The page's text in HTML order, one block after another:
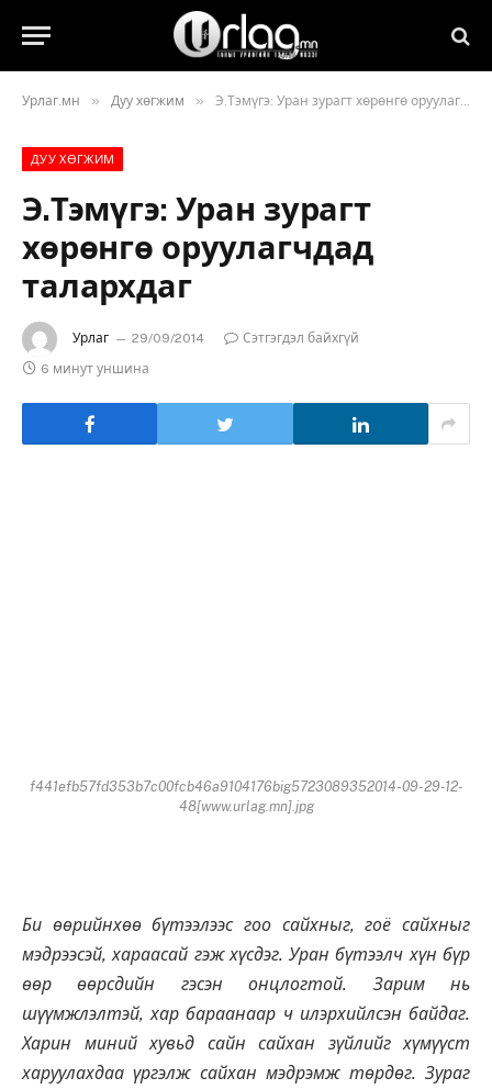
Урлаг.мн » Дуу хөгжим » Э.Тэмүгэ: Уран зурагт хөрөнгө оруулагчдад талархдаг
ДУУ ХӨГЖИМ
Э.Тэмүгэ: Уран зурагт
хөрөнгө оруулагчдад
талархдаг
Урлаг 29/09/2014
Сэтгэгдэл байхгүй
6 минут уншина
f441efb57fd353b7c00fcb46a9104176big5723089352014-09-29-12-
48[www.urlag.mn].jpg
Би өөрийнхөө бүтээлээс гоо сайхныг, гоё сайхныг
мэдрээсэй, хараасай гэж хүсдэг. Уран бүтээлч хүн бүр
өөр өөрсдийн гэсэн онцлогтой. Зарим нь
шүүмжлэлтэй, хар бараанаар ч илэрхийлсэн байдаг.
Харин миний хувьд сайн сайхан зүйлийг хүмүүст
харуулахдаа үргэлж сайхан мэдрэмж төрдөг. Зураг